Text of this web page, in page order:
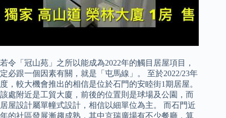
若令「冠山苑」之所以能成為2022年的觸目居屋項目，
定必跟一個因素有關，就是「屯馬線」。 至於2022/23年
度，較大機會推出的相信是位於石門的安睦街1期居屋。
該處附近是工貿大廈，前後的位置則是球場及公園，而
居屋設計屬單幢式設計，相信以細單位為主。 而石門近
年的社區發展漸趨成熟，其中京瑞廣場有不少餐廳，算